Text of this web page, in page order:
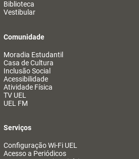
Biblioteca
Vestibular
Comunidade
Moradia Estudantil
Casa de Cultura
Inclusão Social
Acessibilidade
Atividade Física
TV UEL
UEL FM
Serviços
Configuração Wi-Fi UEL
Acesso a Periódicos